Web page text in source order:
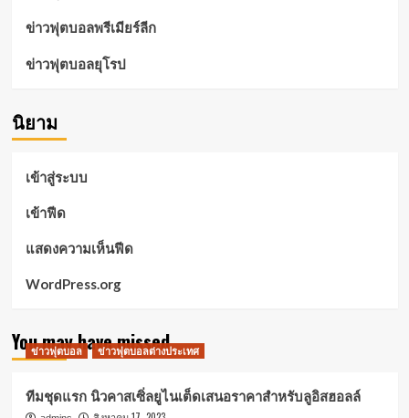
ข่าวฟุตบอลพรีเมียร์ลีก
ข่าวฟุตบอลยุโรป
นิยาม
เข้าสู่ระบบ
เข้าฟีด
แสดงความเห็นฟีด
WordPress.org
You may have missed
ข่าวฟุตบอล ข่าวฟุตบอลต่างประเทศ
ทีมชุดแรก นิวคาสเซิ่ลยูไนเต็ดเสนอราคาสำหรับลูอิสฮอลล์